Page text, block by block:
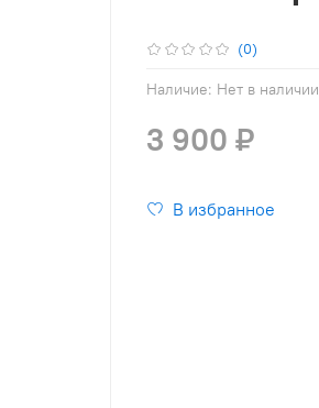
(0)
Наличие: Нет в наличии
3 900 ₽
В избранное